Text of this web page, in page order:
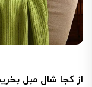
از کجا شال مبل